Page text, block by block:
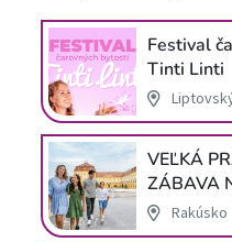
Festival
Tinti Linti
VEĽKÁ
ZÁBAVA
SCHLOSS
Rakúsko